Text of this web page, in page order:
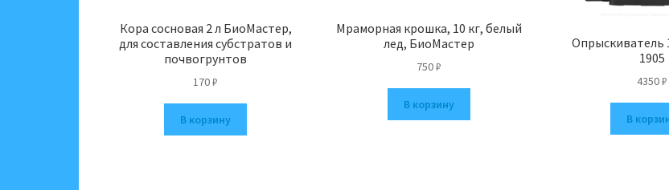
Кора сосновая 2 л БиоМастер,
для составления субстратов и
почвогрунтов
170₽
В корзину
Мраморная крошка, 10 кг, белый
лед, БиоМастер
750₽
В корзину
Опрыскиватель
1905
4350₽
В